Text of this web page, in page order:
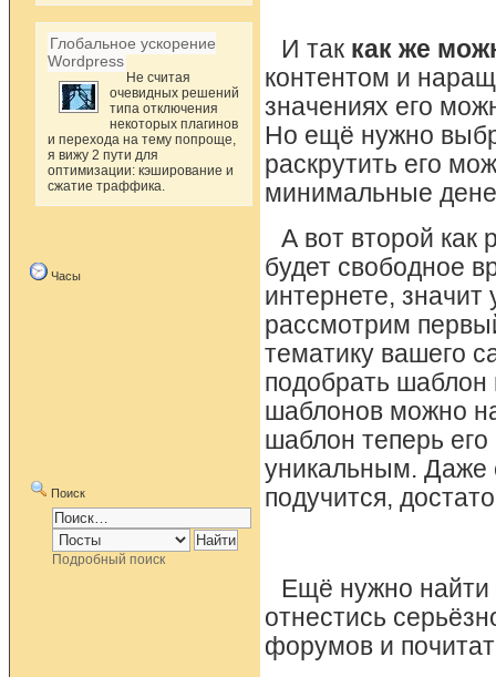
Глобальное ускорение
Wordpress
Не считая
очевидных решений
типа отключения
некоторых плагинов
и перехода на тему попроще,
я вижу 2 пути для
оптимизации: кэширование и
сжатие траффика.
Часы
Поиск
Подробный поиск
И так как же
контентом и
значениях его
Но ещё нужно
раскрутить его
минимальные
А вот второй как
будет свободное
интернете,
рассмотрим
тематику вашего
подобрать
шаблонов можно
шаблон теперь
уникальным. Даже
подучится,
Ещё нужно найти
отнестись
форумов и